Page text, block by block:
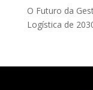
O Futuro da
Logística de